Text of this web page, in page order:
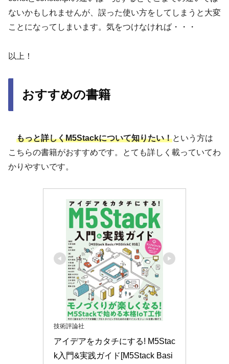
ないかもしれませんが、誤った使い方をしてしまうと大変
ことになってしまいます。気をつけなければ・・・
以上！
おすすめの書籍
もっと詳しくM5Stackについて知りたい！という方は
こちらの書籍がおすすめです。とても詳しく載っていてわ
かりやすいです。
技術評論社
アイデアをカタチにする! M5Stac
k入門&実践ガイド[M5Stack Basi